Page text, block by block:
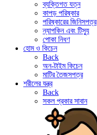
ব্যক্তিগত যত্ন
কাপড় পরিষ্কার
পরিষ্কারের জিনিসপত্র
ন্যাপকিন এবং টিস্যু
পোকা নিধণ
হোম ও কিচেন
Back
অন-টাইম কিচেন
মাটির তৈজসপত্র
শরীলের যন্ত্র
Back
সকল প্রকার সাবান